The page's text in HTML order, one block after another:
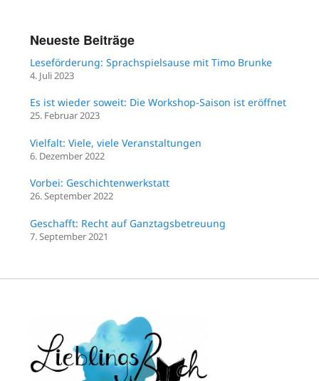
Neueste Beiträge
Leseförderung: Sprachspielsause mit Timo Brunke
4. Juli 2023
Es ist wieder soweit: Die Workshop-Saison ist eröffnet
25. Februar 2023
Vielfalt: Viele, viele Veranstaltungen
6. Dezember 2022
Vorbei: Geschichtenwerkstatt
26. September 2022
Geschafft: Recht auf Ganztagsbetreuung
7. September 2021